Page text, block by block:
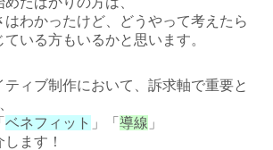
はわかったけど、どうやって考えたら
いる方もいるかと思います。
ティブ制作において、訴求軸で重要と
ベネフィット 」「 導線 」
ます！